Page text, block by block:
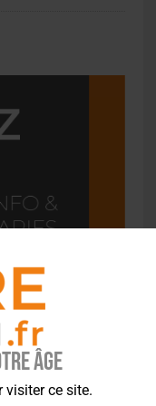
âge
visiter ce site.